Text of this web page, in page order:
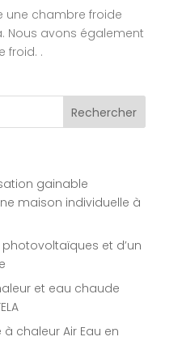
une chambre froide
Nous avons également
froid. .
gainable
maison individuelle à
et d’un
et eau chaude
chaleur Air Eau en